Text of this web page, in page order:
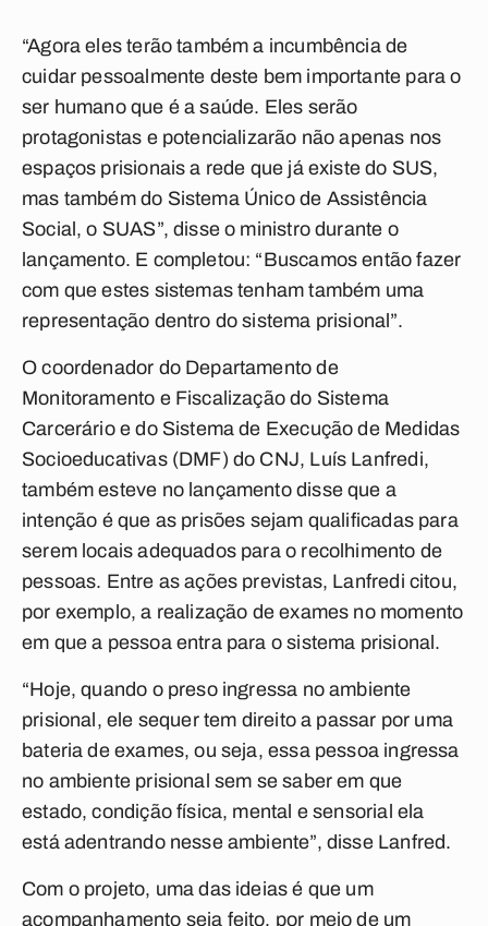
“Agora eles terão também a incumbência de
cuidar pessoalmente deste bem importante para o
ser humano que é a saúde. Eles serão
protagonistas e potencializarão não apenas nos
espaços prisionais a rede que já existe do SUS,
mas também do Sistema Único de Assistência
Social, o SUAS”, disse o ministro durante o
lançamento. E completou: “Buscamos então fazer
com que estes sistemas tenham também uma
representação dentro do sistema prisional”.
O coordenador do Departamento de
Monitoramento e Fiscalização do Sistema
Carcerário e do Sistema de Execução de Medidas
Socioeducativas (DMF) do CNJ, Luís Lanfredi,
também esteve no lançamento disse que a
intenção é que as prisões sejam qualificadas para
serem locais adequados para o recolhimento de
pessoas. Entre as ações previstas, Lanfredi citou,
por exemplo, a realização de exames no momento
em que a pessoa entra para o sistema prisional.
“Hoje, quando o preso ingressa no ambiente
prisional, ele sequer tem direito a passar por uma
bateria de exames, ou seja, essa pessoa ingressa
no ambiente prisional sem se saber em que
estado, condição física, mental e sensorial ela
está adentrando nesse ambiente”, disse Lanfred.
Com o projeto, uma das ideias é que um
acompanhamento seja feito, por meio de um